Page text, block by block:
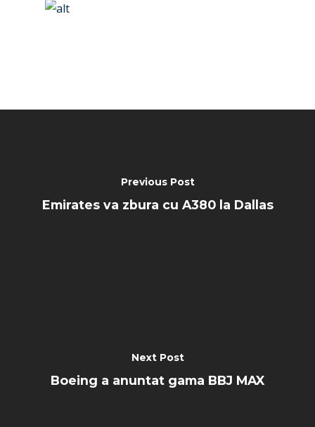
Previous Post
Emirates va zbura cu A380 la Dallas
Next Post
Boeing a anuntat gama BBJ MAX